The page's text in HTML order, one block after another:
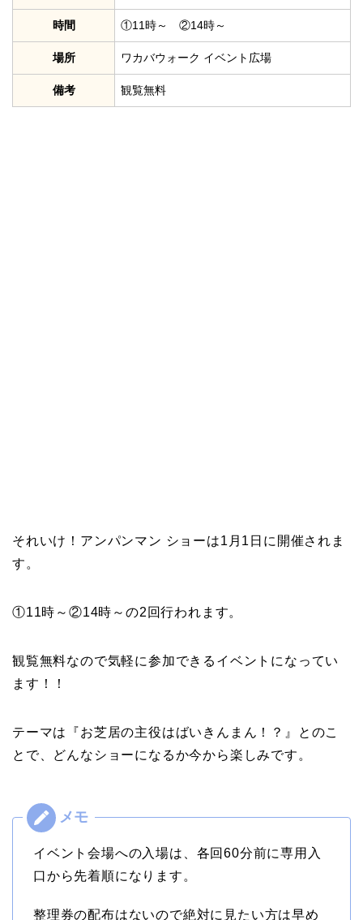
時間 ①11時～ ②14時～
場所 ワカバウォーク イベント広場
備考 観覧無料
それいけ！アンパンマン ショーは1月1日に開催されま
す。
①11時～②14時～の2回行われます。
観覧無料なので気軽に参加できるイベントになってい
ます！！
テーマは『お芝居の主役はばいきんまん！？』とのこ
とで、どんなショーになるか今から楽しみです。
イベント会場への入場は、各回60分前に専用入
口から先着順になります。
整理券の配布はないので絶対に見たい方は早め